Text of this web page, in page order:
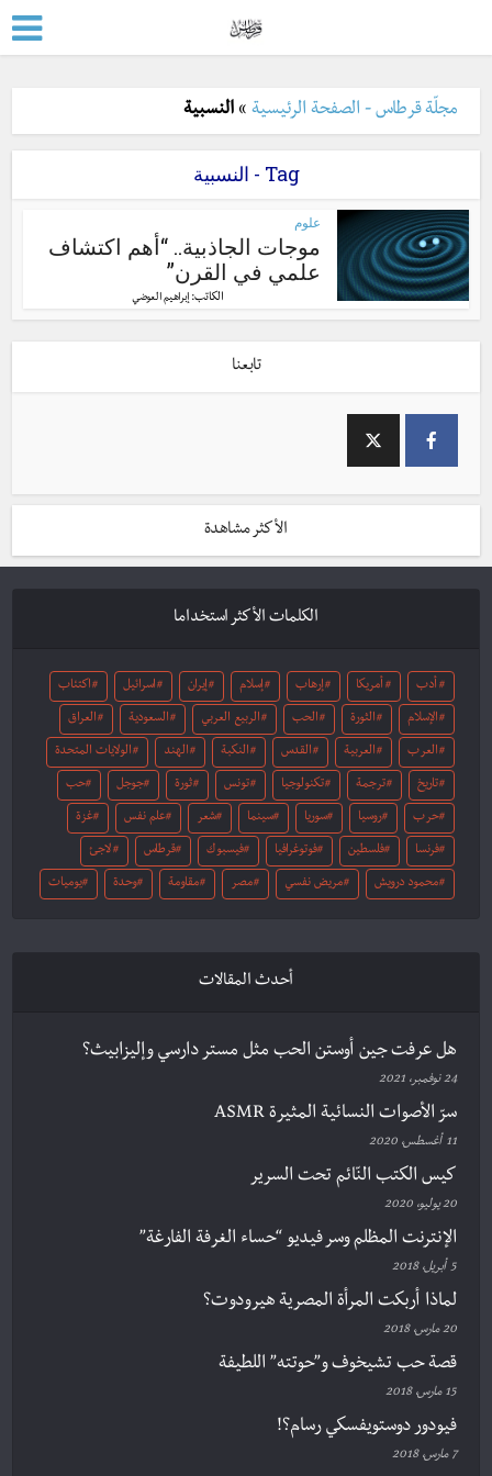
مجلّة قرطاس - الصفحة الرئيسية »النسبية
Tag - النسبية
علوم
موجات الجاذبية.. “أهم اكتشاف
علمي في القرن”
الكاتب:إبراهيم العوضي
تابعنا
الأكثر مشاهدة
الكلمات الأكثر استخداما
أدب أمريكا إرهاب إسلام إيران اسرائيل اكتئاب
الإسلام الثورة الحب الربيع العربي السعودية العراق
العرب العربية القدس النكبة الهند الولايات المتحدة
تاريخ ترجمة تكنولوجيا تونس ثورة جوجل حب
حرب روسيا سوريا سينما شعر علم نفس غزة
فرنسا فلسطين فوتوغرافيا فيسبوك قرطاس لاجئ
محمود درويش مريض نفسي مصر مقاومة وحدة يوميات
أحدث المقالات
هل عرفت جين أوستن الحب مثل مستر دارسي وإليزابيث؟
24 نوفمبر، 2021
سرّ الأصوات النسائية المثيرة ASMR
11 أغسطس، 2020
كيس الكتب النّائم تحت السرير
20 يوليو، 2020
الإنترنت المظلم وسر فيديو “حساء الغرفة الفارغة”
5 أبريل، 2018
لماذا أربكت المرأة المصرية هيرودوت؟
20 مارس، 2018
قصة حب تشيخوف و”حوتته” اللطيفة
15 مارس، 2018
فيودور دوستويفسكي رسام؟!
7 مارس، 2018